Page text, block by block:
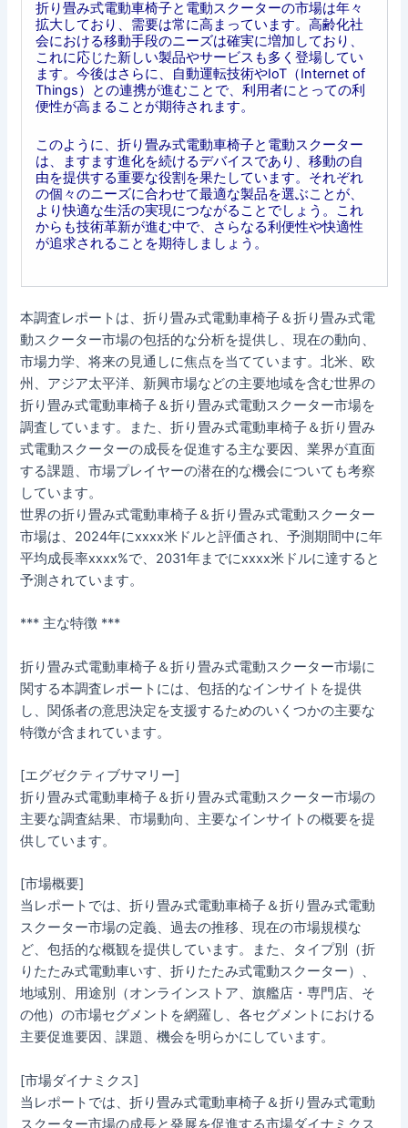
折り畳み式電動車椅子と電動スクーターの市場は年々
拡大しており、需要は常に高まっています。高齢化社
会における移動手段のニーズは確実に増加しており、
これに応じた新しい製品やサービスも多く登場してい
ます。今後はさらに、自動運転技術やIoT（Internet of
Things）との連携が進むことで、利用者にとっての利
便性が高まることが期待されます。
このように、折り畳み式電動車椅子と電動スクーター
は、ますます進化を続けるデバイスであり、移動の自
由を提供する重要な役割を果たしています。それぞれ
の個々のニーズに合わせて最適な製品を選ぶことが、
より快適な生活の実現につながることでしょう。これ
からも技術革新が進む中で、さらなる利便性や快適性
が追求されることを期待しましょう。
本調査レポートは、折り畳み式電動車椅子＆折り畳み式電
動スクーター市場の包括的な分析を提供し、現在の動向、
市場力学、将来の見通しに焦点を当てています。北米、欧
州、アジア太平洋、新興市場などの主要地域を含む世界の
折り畳み式電動車椅子＆折り畳み式電動スクーター市場を
調査しています。また、折り畳み式電動車椅子＆折り畳み
式電動スクーターの成長を促進する主な要因、業界が直面
する課題、市場プレイヤーの潜在的な機会についても考察
しています。
世界の折り畳み式電動車椅子＆折り畳み式電動スクーター
市場は、2024年にxxxx米ドルと評価され、予測期間中に年
平均成長率xxxx%で、2031年までにxxxx米ドルに達すると
予測されています。
*** 主な特徴 ***
折り畳み式電動車椅子＆折り畳み式電動スクーター市場に
関する本調査レポートには、包括的なインサイトを提供
し、関係者の意思決定を支援するためのいくつかの主要な
特徴が含まれています。
[エグゼクティブサマリー]
折り畳み式電動車椅子＆折り畳み式電動スクーター市場の
主要な調査結果、市場動向、主要なインサイトの概要を提
供しています。
[市場概要]
当レポートでは、折り畳み式電動車椅子＆折り畳み式電動
スクーター市場の定義、過去の推移、現在の市場規模な
ど、包括的な概観を提供しています。また、タイプ別（折
りたたみ式電動車いす、折りたたみ式電動スクーター）、
地域別、用途別（オンラインストア、旗艦店・専門店、そ
の他）の市場セグメントを網羅し、各セグメントにおける
主要促進要因、課題、機会を明らかにしています。
[市場ダイナミクス]
当レポートでは、折り畳み式電動車椅子＆折り畳み式電動
スクーター市場の成長と発展を促進する市場ダイナミクス